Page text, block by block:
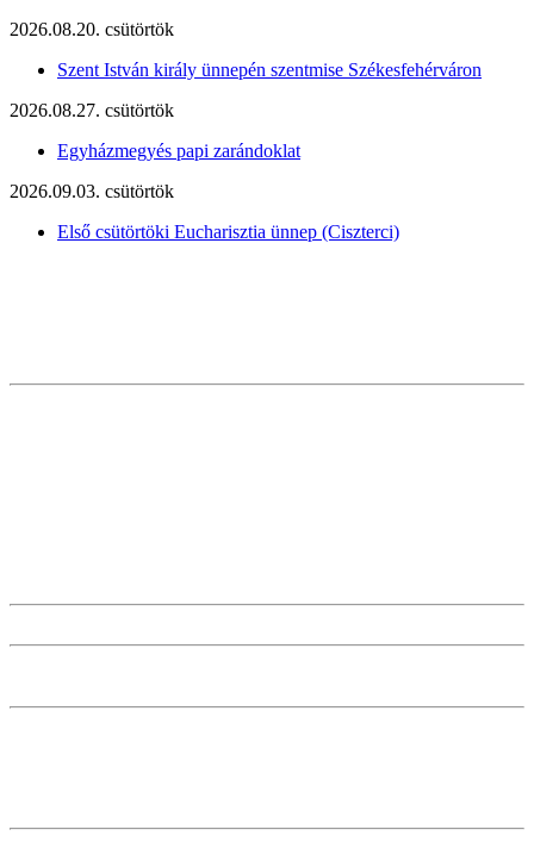
2026.08.20. csütörtök
Szent István király ünnepén szentmise Székesfehérváron
2026.08.27. csütörtök
Egyházmegyés papi zarándoklat
2026.09.03. csütörtök
Első csütörtöki Eucharisztia ünnep (Ciszterci)